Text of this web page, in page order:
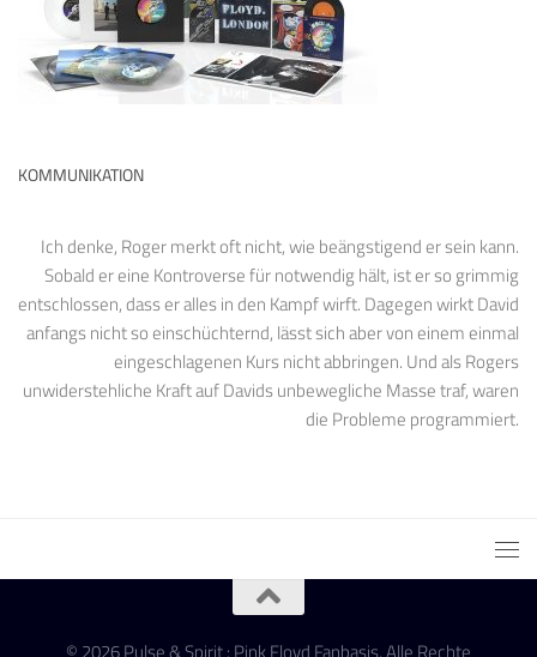
KOMMUNIKATION
Ich denke, Roger merkt oft nicht, wie beängstigend er sein kann.
Sobald er eine Kontroverse für notwendig hält, ist er so grimmig
entschlossen, dass er alles in den Kampf wirft. Dagegen wirkt David
anfangs nicht so einschüchternd, lässt sich aber von einem einmal
eingeschlagenen Kurs nicht abbringen. Und als Rogers
unwiderstehliche Kraft auf Davids unbewegliche Masse traf, waren
die Probleme programmiert.